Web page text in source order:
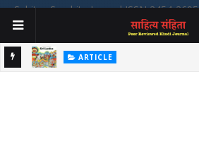
Sahitya Samhita Journal ISSN 2454-2695
ARTICLE